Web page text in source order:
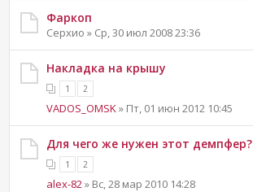
Фаркоп
Серхио » Ср, 30 июл 2008 23:36
Накладка на крышу
1 2
VADOS_OMSK » Пт, 01 июн 2012 10:45
Для чего же нужен этот демпфер?
1 2
alex-82 » Вс, 28 мар 2010 14:28